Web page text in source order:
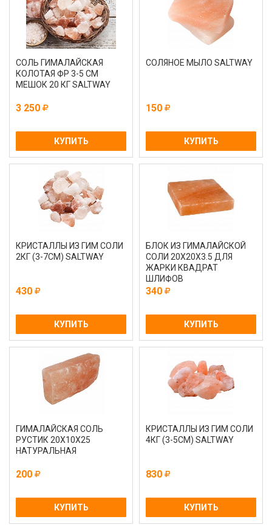
СОЛЬ ГИМАЛАЙСКАЯ
КОЛОТАЯ ФР 3-5 СМ
МЕШОК 20 КГ SALTWAY
3 250
КУПИТЬ
СОЛЯНОЕ МЫЛО SALTWAY
150
КУПИТЬ
КРИСТАЛЛЫ ИЗ ГИМ СОЛИ
2КГ (3-7СМ) SALTWAY
430
КУПИТЬ
БЛОК ИЗ ГИМАЛАЙСКОЙ
СОЛИ 20Х20Х3.5 ДЛЯ
ЖАРКИ КВАДРАТ
ШЛИФОВ
340
КУПИТЬ
ГИМАЛАЙСКАЯ СОЛЬ
РУСТИК 20Х10Х25
НАТУРАЛЬНАЯ
200
КУПИТЬ
КРИСТАЛЛЫ ИЗ ГИМ СОЛИ
4КГ (3-5СМ) SALTWAY
830
КУПИТЬ